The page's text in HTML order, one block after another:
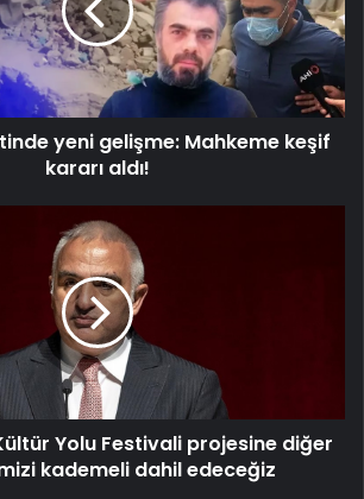
yeni gelişme: Mahkeme keşif
kararı aldı!
Yolu Festivali projesine diğer
kademeli dahil edeceğiz